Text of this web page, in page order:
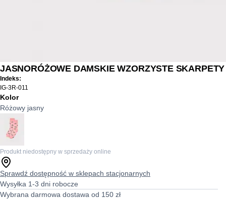
JASNORÓŻOWE DAMSKIE WZORZYSTE SKARPETY
Indeks:
IG-3R-011
Kolor
Różowy jasny
Produkt niedostępny w sprzedaży online
Sprawdź dostępność w sklepach stacjonarnych
Wysyłka 1-3 dni robocze
Wybrana darmowa dostawa od 150 zł